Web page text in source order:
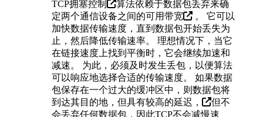
TCP拥塞控制
算法依赖于数据包丢弃来确
定两个通信设备之间的可用带宽
。 它可以
加快数据传输速度，直到数据包开始丢失为
止，然后降低传输速率。 理想情况下，当它
在链接速度上找到平衡时，它会继续加速和
减速。 为此，必须及时发生丢包，以便算法
可以响应地选择合适的传输速度。 如果数据
包保存在一个过大的缓冲区中，则数据包将
到达其目的地，但具有较高的延迟，
但不
会丢弃任何数据包，因此TCP不会减慢速